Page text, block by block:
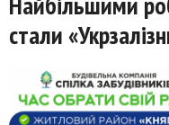
стали